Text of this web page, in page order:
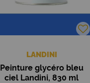
LANDINI
Peinture glycéro bleu
ciel Landini, 830 ml